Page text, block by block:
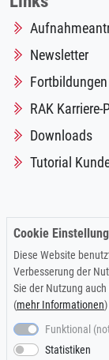
Newsletter
Fortbildungen
RAK Karriere-
Downloads
Tutorial
Impressum |
Cookie
Diese Website
Verbesserung der
Sie der Nutzung
(mehr Informationen)
Funktional
Statistiken